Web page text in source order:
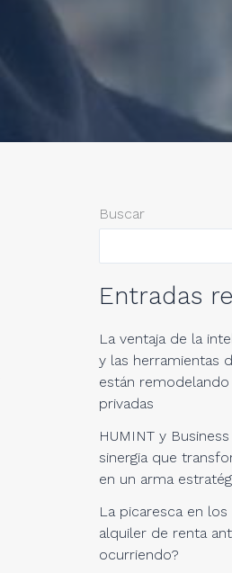
Buscar
Entradas
La ventaja de la
y las herramientas
están remodelando
privadas
HUMINT y
sinergia que
en un arma
La picaresca en
alquiler de renta
ocurriendo?